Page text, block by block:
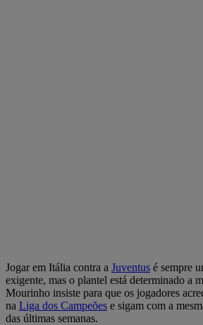
Jogar em Itália contra a Juventus é sempre
exigente, mas o plantel está determinado a
Mourinho insiste para que os jogadores
na Liga dos Campeões e sigam com a
das últimas semanas.